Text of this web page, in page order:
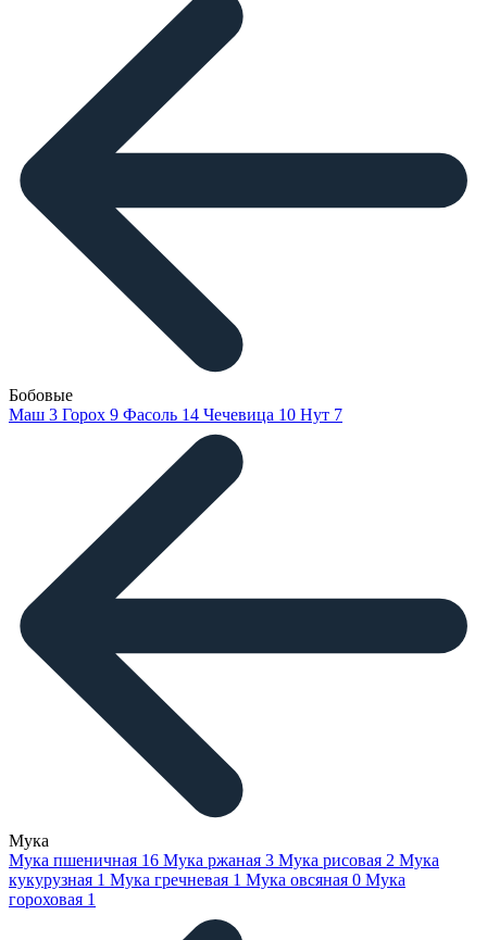
Бобовые
Маш 3 Горох 9 Фасоль 14 Чечевица 10 Нут 7
Мука
Мука пшеничная 16 Мука ржаная 3 Мука рисовая 2 Мука
кукурузная 1 Мука гречневая 1 Мука овсяная 0 Мука
гороховая 1